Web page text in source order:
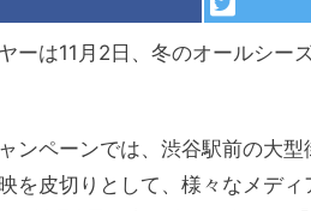
ーは11月2日、冬のオールシ
ンペーンでは、渋谷駅前の大
を皮切りとして、様々なメデ